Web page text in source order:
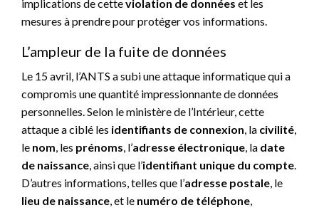
implications de cetteviolation de données et les
mesures à prendre pour protéger vos informations.
L’ampleur de la fuite de données
Le 15 avril, l’ANTS a subi une attaque informatique qui a
compromis une quantité impressionnante de données
personnelles. Selon le ministère de l’Intérieur, cette
attaque a ciblé les identifiants de connexion, la civilité,
le nom, les prénoms, l’adresse électronique, la date
de naissance, ainsi que l’identifiant unique du compte.
D’autres informations, telles que l’adresse postale, le
lieu de naissance, et le numéro de téléphone,